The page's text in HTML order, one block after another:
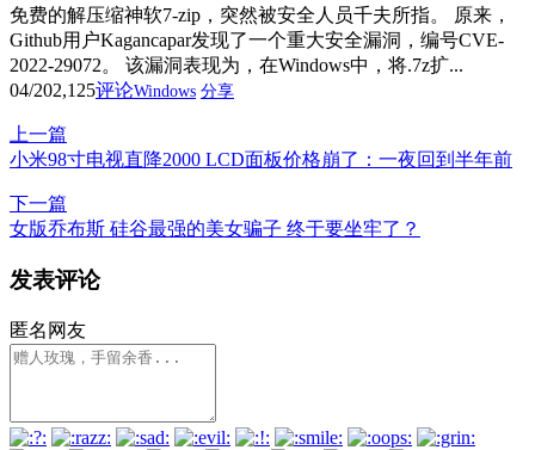
免费的解压缩神软7-zip，突然被安全人员千夫所指。 原来，
Github用户Kagancapar发现了一个重大安全漏洞，编号CVE-
2022-29072。 该漏洞表现为，在Windows中，将.7z扩...
04/202,125评论Windows 分享
上一篇
小米98寸电视直降2000 LCD面板价格崩了：一夜回到半年前
下一篇
女版乔布斯 硅谷最强的美女骗子 终于要坐牢了？
发表评论
匿名网友